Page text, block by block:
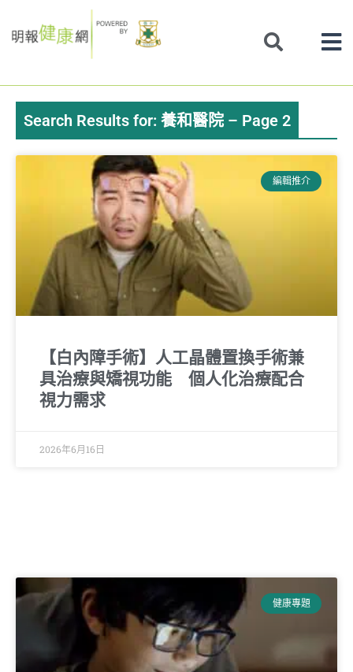
to
Search Results for: 養和醫院 – Page 2
編輯推介
【白內障手術】人工晶體置換手術兼
具治療與矯視功能 個人化治療配合
視力需求
2026年6月16日
健康專題
PagePagePage
Page